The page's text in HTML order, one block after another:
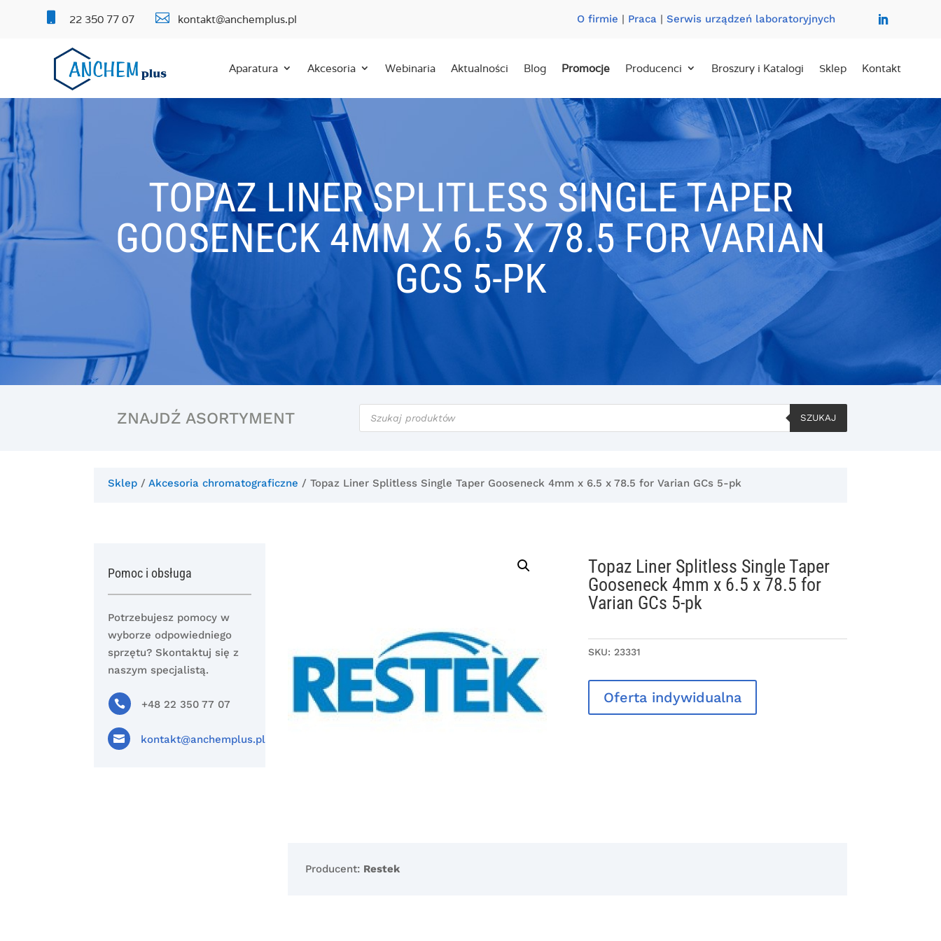
22 350 77 07  kontakt@anchemplus.pl O firmie | Praca| Serwis urządzeń laboratoryjnych
Aparatura Akcesoria Webinaria Aktualności Blog Promocje Producenci Broszury i Katalogi Sklep Kontakt
TOPAZ LINER SPLITLESS SINGLE TAPER
GOOSENECK 4MM X 6.5 X 78.5 FOR VARIAN
GCS 5-PK
ZNAJDŹ ASORTYMENT
Wyszukiwarka
produktów
SZUKAJ
Sklep /Akcesoria chromatograficzne / Topaz Liner Splitless Single Taper Gooseneck 4mm x 6.5 x 78.5 for Varian GCs 5-pk
Pomoc i obsługa
Potrzebujesz pomocy w
wyborze odpowiedniego
sprzętu? Skontaktuj się z
naszym specjalistą.
 +48 22 350 77 07
 kontakt@anchemplus.pl
Topaz Liner Splitless Single Taper
Gooseneck 4mm x 6.5 x 78.5 for
Varian GCs 5-pk
SKU: 23331
Oferta indywidualna
Producent: Restek